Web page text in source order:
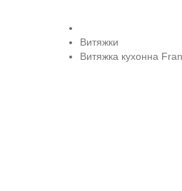
Витяжки
Витяжка кухонна